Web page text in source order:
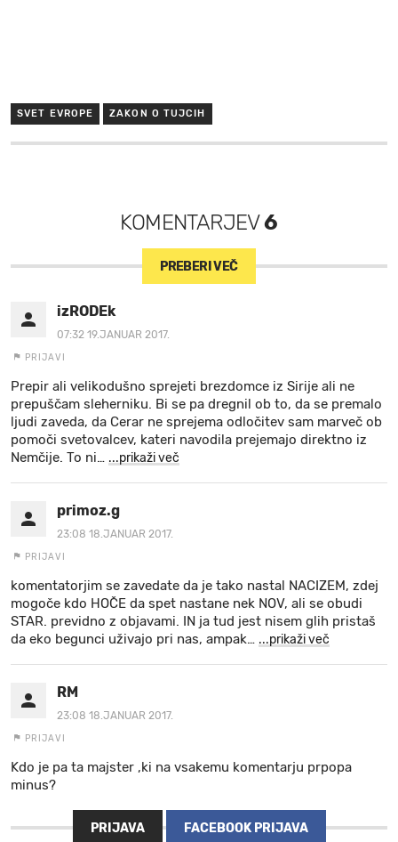
SVET EVROPE ZAKON O TUJCIH
KOMENTARJEV6
PREBERI VEČ
izRODEk
07:32 19.JANUAR 2017.
PRIJAVI
Prepir ali velikodušno sprejeti brezdomce iz Sirije ali ne
prepuščam sleherniku. Bi se pa dregnil ob to, da se premalo
ljudi zaveda, da Cerar ne sprejema odločitev sam marveč ob
pomoči svetovalcev, kateri navodila prejemajo direktno iz
Nemčije. To ni… ...prikaži več
primoz.g
23:08 18.JANUAR 2017.
PRIJAVI
komentatorjim se zavedate da je tako nastal NACIZEM, zdej
mogoče kdo HOČE da spet nastane nek NOV, ali se obudi
STAR. previdno z objavami. IN ja tud jest nisem glih pristaš
da eko begunci uživajo pri nas, ampak… ...prikaži več
RM
23:08 18.JANUAR 2017.
PRIJAVI
Kdo je pa ta majster ,ki na vsakemu komentarju prpopa
minus?
PRIJAVA FACEBOOK PRIJAVA